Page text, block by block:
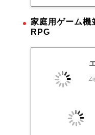
家庭用ゲーム機
RPG